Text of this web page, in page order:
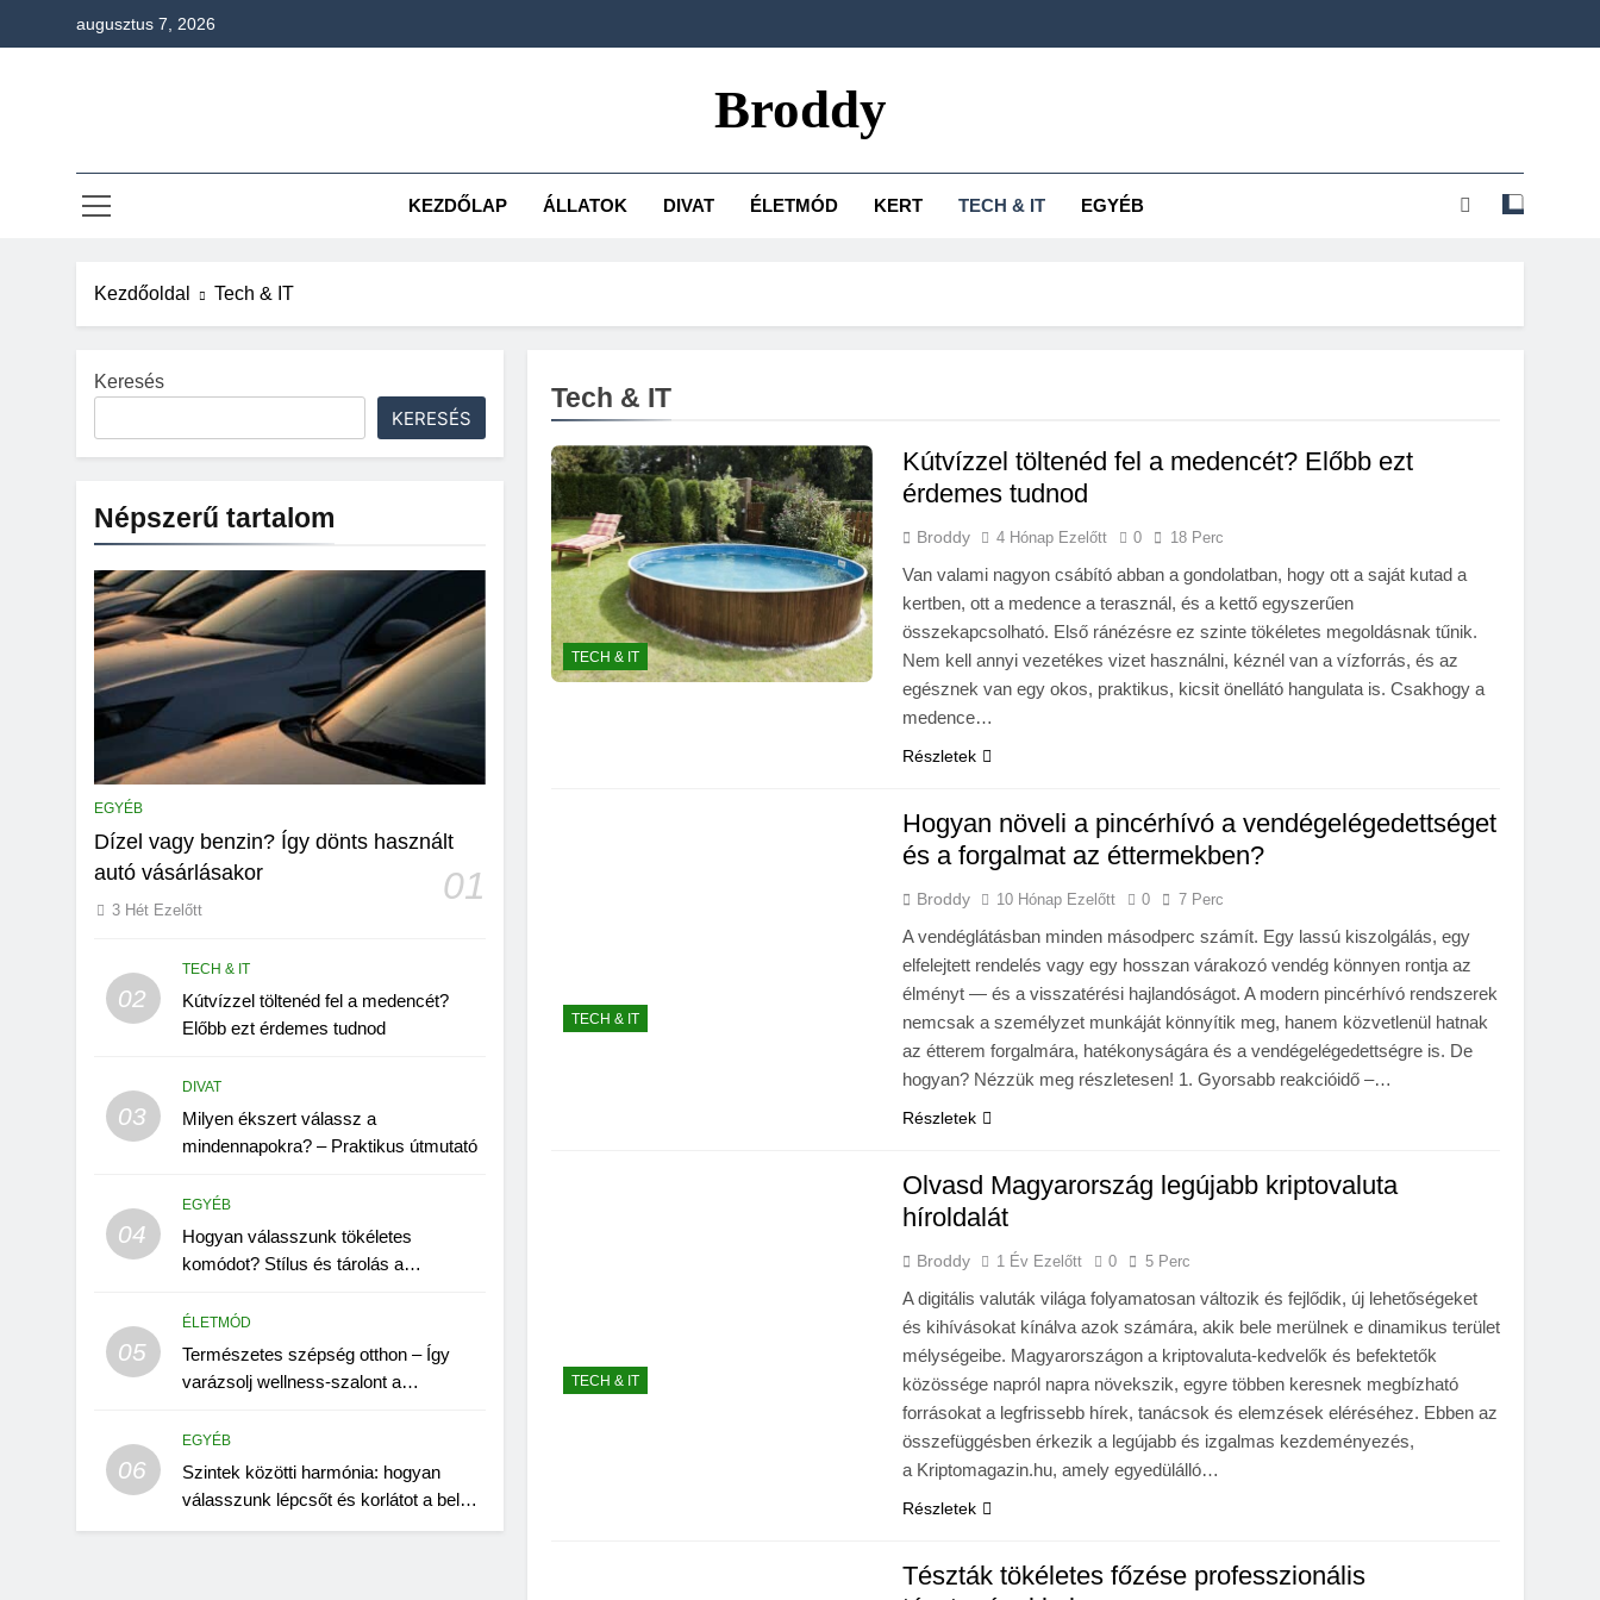
augusztus 7, 2026
Broddy
KEZDŐLAP ÁLLATOK DIVAT ÉLETMÓD KERT TECH & IT EGYÉB
Kezdőoldal Tech & IT
Keresés
KERESÉS
Népszerű tartalom
EGYÉB
Dízel vagy benzin? Így dönts használt
autó vásárlásakor
01
3 Hét Ezelőtt
02
TECH & IT
Kútvízzel töltenéd fel a medencét?
Előbb ezt érdemes tudnod
03
DIVAT
Milyen ékszert válassz a
mindennapokra? – Praktikus útmutató
04
EGYÉB
Hogyan válasszunk tökéletes
komódot? Stílus és tárolás a
05
ÉLETMÓD
Természetes szépség otthon – Így
varázsolj wellness-szalont a
06
EGYÉB
Szintek közötti harmónia: hogyan
válasszunk lépcsőt és korlátot a belső
térbe?
Tech & IT
TECH & IT
Kútvízzel töltenéd fel a medencét? Előbb ezt
érdemes tudnod
Broddy 4 Hónap Ezelőtt 0 18 Perc
Van valami nagyon csábító abban a gondolatban, hogy ott a saját kutad a
kertben, ott a medence a terasznál, és a kettő egyszerűen
összekapcsolható. Első ránézésre ez szinte tökéletes megoldásnak tűnik.
Nem kell annyi vezetékes vizet használni, kéznél van a vízforrás, és az
egésznek van egy okos, praktikus, kicsit önellátó hangulata is. Csakhogy a
medence…
Részletek
TECH & IT
Hogyan növeli a pincérhívó a vendégelégedettséget
és a forgalmat az éttermekben?
Broddy 10 Hónap Ezelőtt 0 7 Perc
A vendéglátásban minden másodperc számít. Egy lassú kiszolgálás, egy
elfelejtett rendelés vagy egy hosszan várakozó vendég könnyen rontja az
élményt — és a visszatérési hajlandóságot. A modern pincérhívó rendszerek
nemcsak a személyzet munkáját könnyítik meg, hanem közvetlenül hatnak
az étterem forgalmára, hatékonyságára és a vendégelégedettségre is. De
hogyan? Nézzük meg részletesen! 1. Gyorsabb reakcióidő –…
Részletek
TECH & IT
Olvasd Magyarország legújabb kriptovaluta
híroldalát
Broddy 1 Év Ezelőtt 0 5 Perc
A digitális valuták világa folyamatosan változik és fejlődik, új lehetőségeket
és kihívásokat kínálva azok számára, akik bele merülnek e dinamikus terület
mélységeibe. Magyarországon a kriptovaluta-kedvelők és befektetők
közössége napról napra növekszik, egyre többen keresnek megbízható
forrásokat a legfrissebb hírek, tanácsok és elemzések eléréséhez. Ebben az
összefüggésben érkezik a legújabb és izgalmas kezdeményezés,
a Kriptomagazin.hu, amely egyedülálló…
Részletek
Tészták tökéletes főzése professzionális